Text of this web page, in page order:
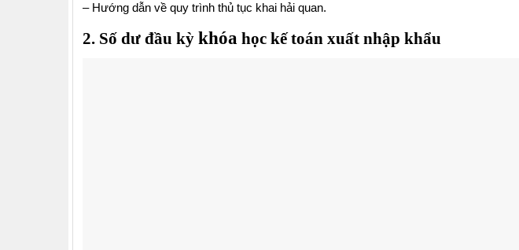
– Hướng dẫn về quy trình thủ tục khai hải quan.
2. Số dư đầu kỳ khóa học kế toán xuất nhập khẩu